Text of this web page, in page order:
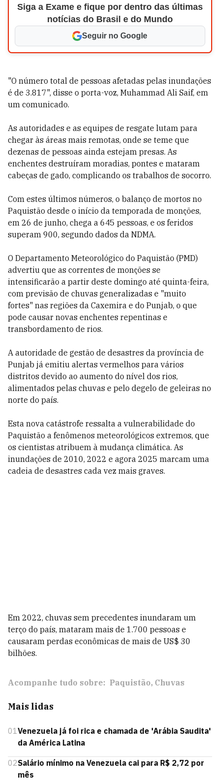
Siga a Exame e fique por dentro das últimas
notícias do Brasil e do Mundo
Seguir no Google
"O número total de pessoas afetadas pelas inundações
é de 3.817", disse o porta-voz, Muhammad Ali Saif, em
um comunicado.
As autoridades e as equipes de resgate lutam para
chegar às áreas mais remotas, onde se teme que
dezenas de pessoas ainda estejam presas. As
enchentes destruíram moradias, pontes e mataram
cabeças de gado, complicando os trabalhos de socorro.
Com estes últimos números, o balanço de mortos no
Paquistão desde o início da temporada de monções,
em 26 de junho, chega a 645 pessoas, e os feridos
superam 900, segundo dados da NDMA.
O Departamento Meteorológico do Paquistão (PMD)
advertiu que as correntes de monções se
intensificarão a partir deste domingo até quinta-feira,
com previsão de chuvas generalizadas e "muito
fortes" nas regiões da Caxemira e do Punjab, o que
pode causar novas enchentes repentinas e
transbordamento de rios.
A autoridade de gestão de desastres da província de
Punjab já emitiu alertas vermelhos para vários
distritos devido ao aumento do nível dos rios,
alimentados pelas chuvas e pelo degelo de geleiras no
norte do país.
Esta nova catástrofe ressalta a vulnerabilidade do
Paquistão a fenômenos meteorológicos extremos, que
os cientistas atribuem à mudança climática. As
inundações de 2010, 2022 e agora 2025 marcam uma
cadeia de desastres cada vez mais graves.
Em 2022, chuvas sem precedentes inundaram um
terço do país, mataram mais de 1.700 pessoas e
causaram perdas econômicas de mais de US$ 30
bilhões.
Acompanhe tudo sobre: Paquistão Chuvas
Mais lidas
01Venezuela já foi rica e chamada de 'Arábia Saudita'
da América Latina
02Salário mínimo na Venezuela cai para R$ 2,72 por
mês